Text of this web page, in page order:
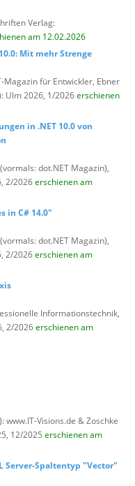
Verlag:
am 12.02.2026
Mit mehr Strenge
Magazin für Entwickler, Ebner
Ulm 2026, 1/2026erschienen
in .NET 10.0 von
dot.NET Magazin),
2/2026erschienen am
in C# 14.0"
dot.NET Magazin),
2/2026erschienen am
Informationstechnik,
2/2026erschienen am
www.IT-Visions.de & Zoschke
12/2025 erschienen am
Server-Spaltentyp "Vector"